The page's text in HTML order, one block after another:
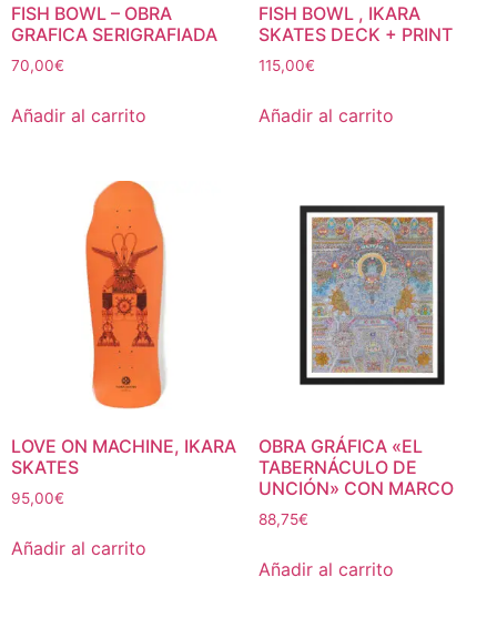
FISH BOWL – OBRA
GRAFICA SERIGRAFIADA
70,00€
Añadir al carrito
FISH BOWL , IKARA
SKATES DECK + PRINT
115,00€
Añadir al carrito
LOVE ON MACHINE, IKARA
SKATES
95,00€
Añadir al carrito
OBRA GRÁFICA «EL
TABERNÁCULO DE
UNCIÓN» CON MARCO
88,75€
Añadir al carrito